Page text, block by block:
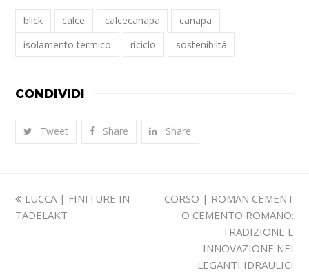
blick calce calcecanapa
canapa
isolamento termico
riciclo sostenibiltà
CONDIVIDI
Tweet Share Share
Slide
precedente:
LUCCA | FINITURE IN
TADELAKT
visualizza
articolo:
CORSO | ROMAN CEMENT
O CEMENTO ROMANO:
TRADIZIONE E
INNOVAZIONE NEI
LEGANTI IDRAULICI